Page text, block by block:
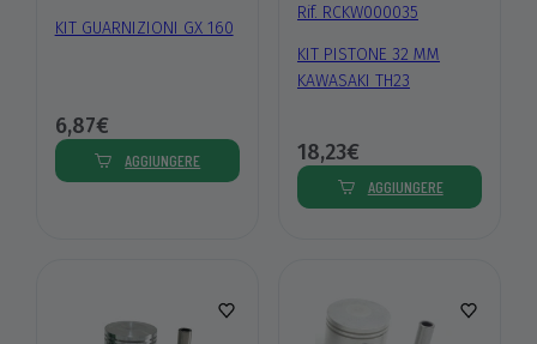
KIT GUARNIZIONI GX 160
6,87€
AGGIUNGERE
Rif. RCKW000035
KIT PISTONE 32 MM
KAWASAKI TH23
18,23€
AGGIUNGERE